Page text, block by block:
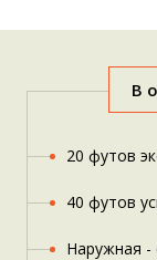
В
20 футов
40 футов
Наружная -